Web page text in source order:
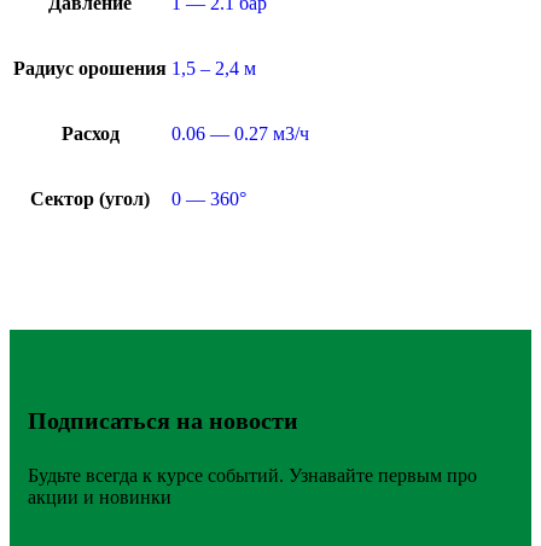
Радиус орошения 1,5 – 2,4 м
Расход 0.06 — 0.27 м3/ч
Сектор (угол) 0 — 360°
Подписаться на новости
Будьте всегда к курсе событий. Узнавайте первым про
акции и новинки